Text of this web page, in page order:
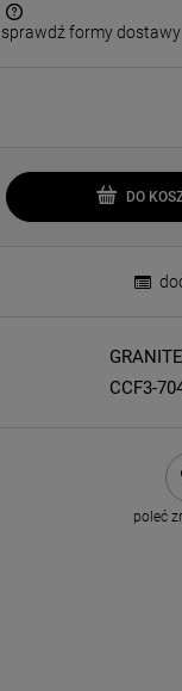
sprawdź formy dostawy
DO
CCF3-
poleć